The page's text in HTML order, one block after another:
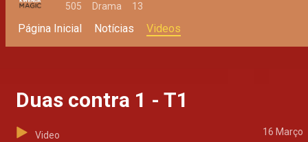
505 Drama 13
Página Inicial Notícias Videos
Duas contra 1 - T1
Video 16 Março